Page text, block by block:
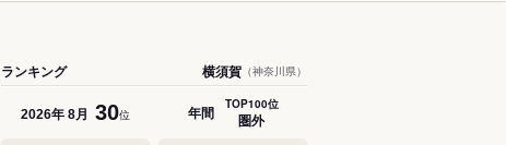
ランキング 横須賀 （神奈川県）
2026年 8月 30位 年間 TOP100位
圏外